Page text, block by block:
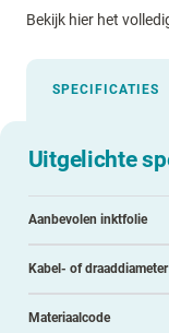
Bekijk hier het
SPECIFICATIES
Uitgelichte
Aanbevolen inktfolie
Kabel- of draaddiameter
Materiaalcode